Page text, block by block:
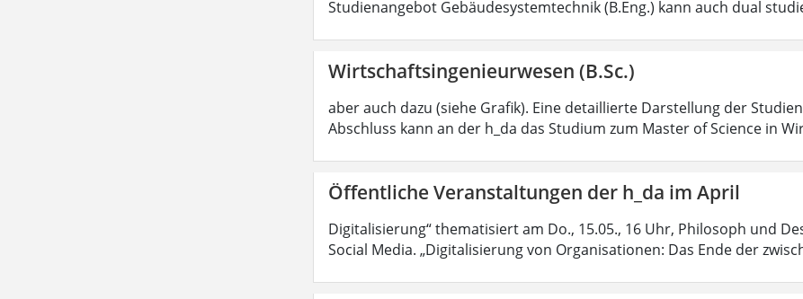
Studienangebot Gebäudesystemtechnik (B.Eng.) kann auch dual
Wirtschaftsingenieurwesen (B.Sc.)
aber auch dazu (siehe Grafik). Eine detaillierte Darstellung der
Abschluss kann an der h_da das Studium zum Master of Science in
Öffentliche Veranstaltungen der h_da im April
Digitalisierung“ thematisiert am Do., 15.05., 16 Uhr, Philosoph und
Social Media. „Digitalisierung von Organisationen: Das Ende der